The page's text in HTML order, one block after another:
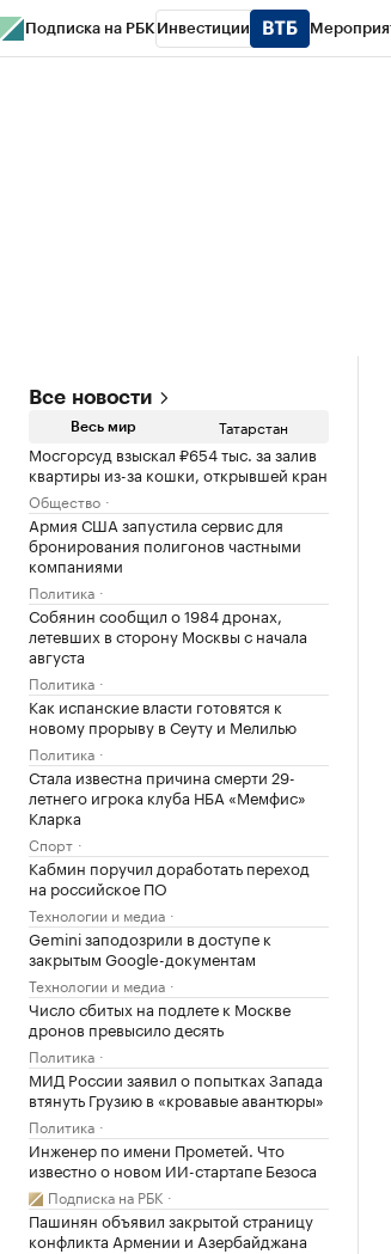
Подписка на РБК Инвестиции
Все новости
Весь мир Татарстан
Мосгорсуд взыскал ₽654 тыс. за залив
квартиры из-за кошки, открывшей кран
Общество
Армия США запустила сервис для
бронирования полигонов частными
компаниями
Политика
Собянин сообщил о 1984 дронах,
летевших в сторону Москвы с начала
августа
Политика
Как испанские власти готовятся к
новому прорыву в Сеуту и Мелилью
Политика
Стала известна причина смерти 29-
летнего игрока клуба НБА «Мемфис»
Кларка
Спорт
Кабмин поручил доработать переход
на российское ПО
Технологии и медиа
Gemini заподозрили в доступе к
закрытым Google-документам
Технологии и медиа
Число сбитых на подлете к Москве
дронов превысило десять
Политика
МИД России заявил о попытках Запада
втянуть Грузию в «кровавые авантюры»
Политика
Инженер по имени Прометей. Что
известно о новом ИИ-стартапе Безоса
Подписка на РБК
Пашинян объявил закрытой страницу
конфликта Армении и Азербайджана